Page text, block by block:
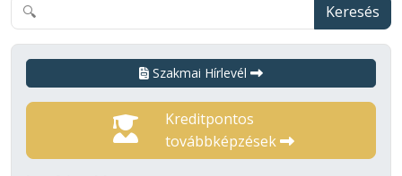
Keresés
Szakmai Hírlevél
Kreditpontos
továbbképzések